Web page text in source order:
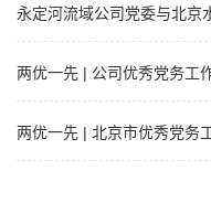
永定河流域公司党委与北京
两优一先 | 公司优秀党务工
两优一先 | 北京市优秀党务